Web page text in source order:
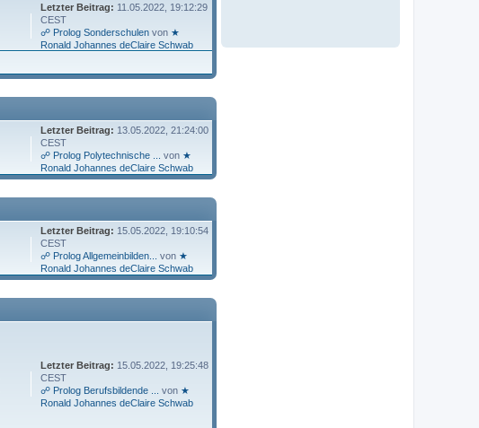
Letzter Beitrag: 11.05.2022, 19:12:29
CEST
☍ Prolog Sonderschulenvon ★
Ronald Johannes deClaire Schwab
Letzter Beitrag: 13.05.2022, 21:24:00
CEST
☍ Prolog Polytechnische ...
von ★
Ronald Johannes deClaire Schwab
Letzter Beitrag: 15.05.2022, 19:10:54
CEST
☍ Prolog Allgemeinbilden...
von ★
Ronald Johannes deClaire Schwab
Letzter Beitrag: 15.05.2022, 19:25:48
CEST
☍ Prolog Berufsbildende ...
von ★
Ronald Johannes deClaire Schwab